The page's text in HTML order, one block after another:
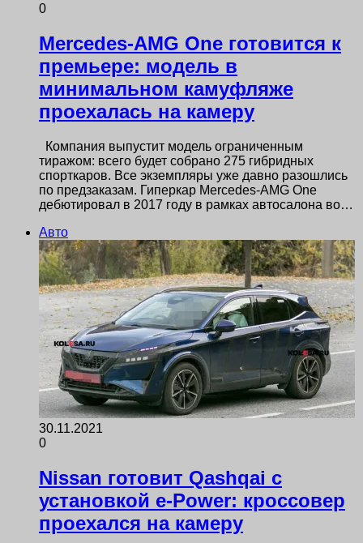
0
Mercedes-AMG One готовится к
премьере: модель в
минимальном камуфляже
проехалась на камеру
Компания выпустит модель ограниченным
тиражом: всего будет собрано 275 гибридных
спорткаров. Все экземпляры уже давно разошлись
по предзаказам. Гиперкар Mercedes-AMG One
дебютировал в 2017 году в рамках автосалона во…
Авто
30.11.2021
0
Nissan готовит Qashqai с
установкой e-Power: кроссовер
проехался на камеру